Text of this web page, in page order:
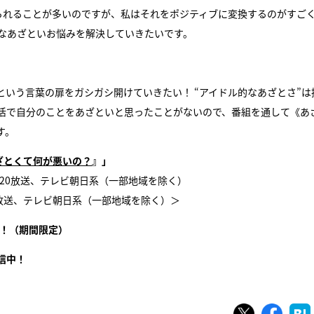
ることが多いのですが、私はそれをポジティブに変換するのがすご
ざといお悩みを解決していきたいです。
う言葉の扉をガシガシ開けていきたい！ “アイドル的なあざとさ”は
自分のことをあざといと思ったことがないので、番組を通して《あ
とくて何が悪いの？』」
送、テレビ朝日系（一部地域を除く）
、テレビ朝日系（一部地域を除く）＞
！（期間限定）
中！
ツイートシェア